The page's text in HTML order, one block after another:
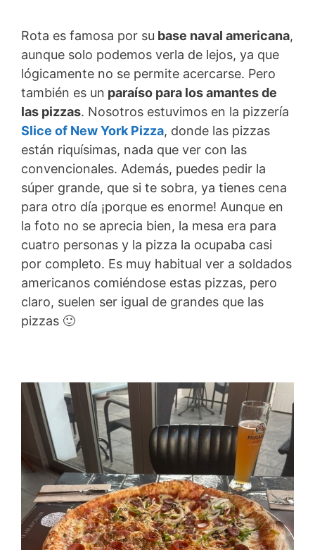
Rota es famosa por su base naval americana,
aunque solo podemos verla de lejos, ya que
lógicamente no se permite acercarse. Pero
también es un paraíso para los amantes de
las pizzas. Nosotros estuvimos en la pizzería
Slice of New York Pizza, donde las pizzas
están riquísimas, nada que ver con las
convencionales. Además, puedes pedir la
súper grande, que si te sobra, ya tienes cena
para otro día ¡porque es enorme! Aunque en
la foto no se aprecia bien, la mesa era para
cuatro personas y la pizza la ocupaba casi
por completo. Es muy habitual ver a soldados
americanos comiéndose estas pizzas, pero
claro, suelen ser igual de grandes que las
pizzas 🙂